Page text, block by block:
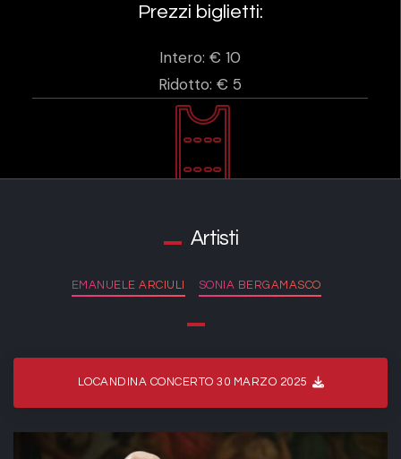
Prezzi biglietti:
Intero: € 10
Ridotto: € 5
Artisti
EMANUELE ARCIULI SONIA BERGAMASCO
LOCANDINA CONCERTO 30 MARZO 2025